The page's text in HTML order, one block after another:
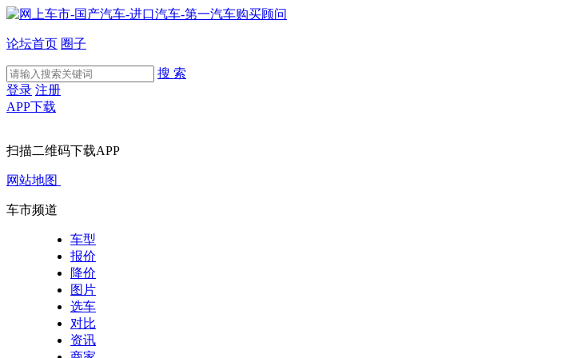
论坛首页 圈子
搜 索
登录 注册
APP下载
扫描二维码下载APP
网站地图
车市频道
车型
报价
降价
图片
选车
对比
资讯